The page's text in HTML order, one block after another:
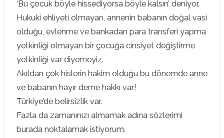
‘Bu çocuk böyle hissediyorsa böyle kalsın’ deniyor.
Hukuki ehliyeti olmayan, annenin babanın doğal vasi
olduğu, evlenme ve bankadan para transferi yapma
yetkinliği olmayan bir çocuğa cinsiyet değiştirme
yetkinliği var diyemeyiz.
Akıldan çok hislerin hakim olduğu bu dönemde anne
ve babanın hayır deme hakkı var!
Türkiye’de belirsizlik var.
Fazla da zamanınızı almamak adına sözlerimi
burada noktalamak istiyorum.